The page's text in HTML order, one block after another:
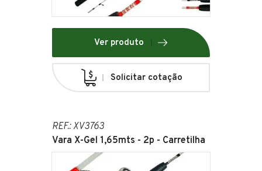
Ver produto
Solicitar cotação
REF.: XV3763
Vara X-Gel 1,65mts - 2p - Carretilha